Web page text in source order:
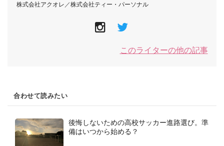
株式会社アクオレ ／株式会社ティー・パーソナル
このライターの他の記事
合わせて読みたい
後悔しないための高校サッカー進路選び。準
備はいつから始める？